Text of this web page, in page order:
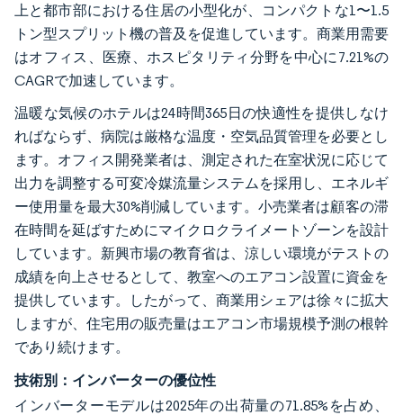
上と都市部における住居の小型化が、コンパクトな1〜1.5
トン型スプリット機の普及を促進しています。商業用需要
はオフィス、医療、ホスピタリティ分野を中心に7.21%の
CAGRで加速しています。
温暖な気候のホテルは24時間365日の快適性を提供しなけ
ればならず、病院は厳格な温度・空気品質管理を必要とし
ます。オフィス開発業者は、測定された在室状況に応じて
出力を調整する可変冷媒流量システムを採用し、エネルギ
ー使用量を最大30%削減しています。小売業者は顧客の滞
在時間を延ばすためにマイクロクライメートゾーンを設計
しています。新興市場の教育省は、涼しい環境がテストの
成績を向上させるとして、教室へのエアコン設置に資金を
提供しています。したがって、商業用シェアは徐々に拡大
しますが、住宅用の販売量はエアコン市場規模予測の根幹
であり続けます。
技術別：インバーターの優位性
インバーターモデルは2025年の出荷量の71.85%を占め、